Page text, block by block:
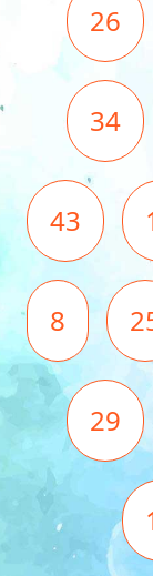
26
34
43
8
29